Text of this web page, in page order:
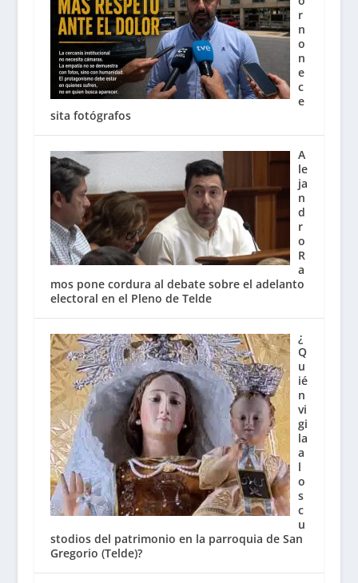
r
n
o
n
e
c
e
sita fotógrafos
A
le
ja
n
d
r
o
R
a
mos pone cordura al debate sobre el adelanto
electoral en el Pleno de Telde
¿
Q
u
ié
n
vi
gi
la
a
l
o
s
c
u
stodios del patrimonio en la parroquia de San
Gregorio (Telde)?